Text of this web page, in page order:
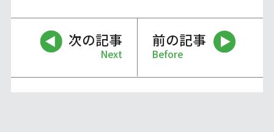
次の記事
Next
前の記事
Before